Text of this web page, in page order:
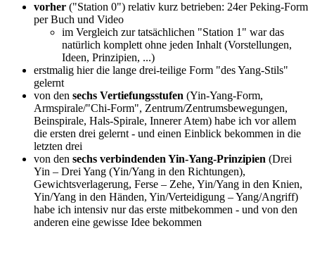
vorher ("Station 0") relativ kurz betrieben: 24er Peking-Form
per Buch und Video
im Vergleich zur tatsächlichen "Station 1" war das
natürlich komplett ohne jeden Inhalt (Vorstellungen,
Ideen, Prinzipien, ...)
erstmalig hier die lange drei-teilige Form "des Yang-Stils"
gelernt
von den sechs Vertiefungsstufen (Yin-Yang-Form,
Armspirale/"Chi-Form", Zentrum/Zentrumsbewegungen,
Beinspirale, Hals-Spirale, Innerer Atem) habe ich vor allem
die ersten drei gelernt - und einen Einblick bekommen in die
letzten drei
von den sechs verbindenden Yin-Yang-Prinzipien (Drei
Yin – Drei Yang (Yin/Yang in den Richtungen),
Gewichtsverlagerung, Ferse – Zehe, Yin/Yang in den Knien,
Yin/Yang in den Händen, Yin/Verteidigung – Yang/Angriff)
habe ich intensiv nur das erste mitbekommen - und von den
anderen eine gewisse Idee bekommen